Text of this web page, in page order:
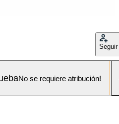
Seguir
No se requiere atribución!